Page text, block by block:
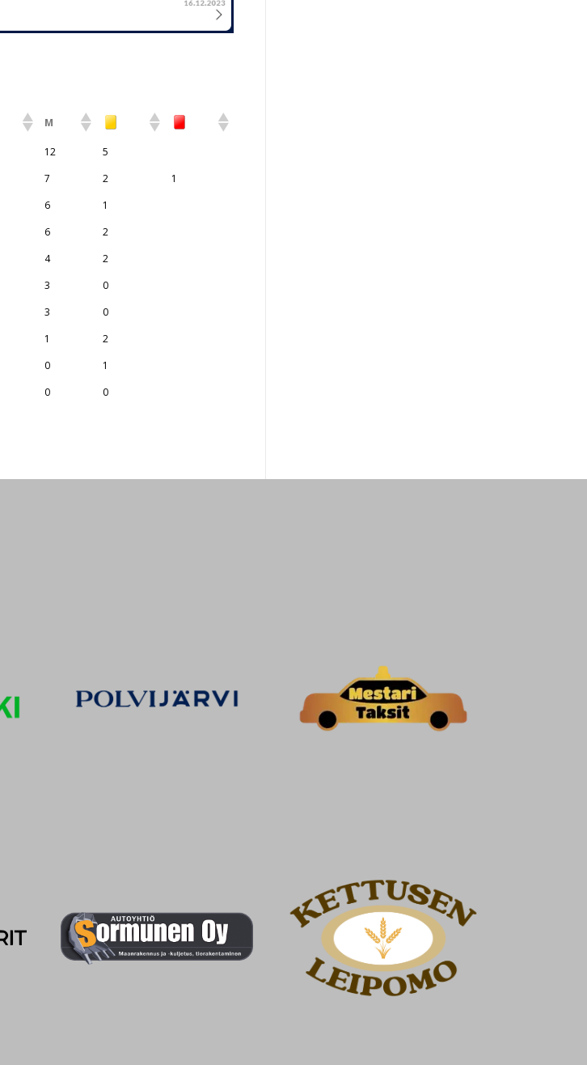
M
12
5
7 2
1
6
1
6
2
4
2
3
0
3
0
1
2
0
1
0 0